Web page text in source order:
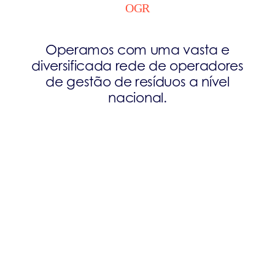
OGR
Operamos com uma vasta e
diversificada rede de operadores
de gestão de resíduos a nível
nacional.